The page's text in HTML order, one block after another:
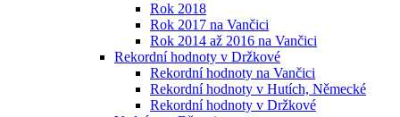
Rok 2018
Rok 2017 na Vančici
Rok 2014 až 2016 na Vančici
Rekordní hodnoty v Držkové
Rekordní hodnoty na Vančici
Rekordní hodnoty v Hutích, Německé
Rekordní hodnoty v Držkové